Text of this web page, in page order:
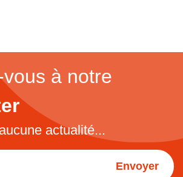
à notre
actualité...
Envoyer